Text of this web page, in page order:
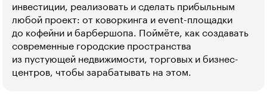
инвестиции, реализовать и сделать прибыльным
любой проект: от коворкинга и event-площадки
до кофейни и барбершопа. Поймёте, как создавать
современные городские пространства
из пустующей недвижимости, торговых и бизнес-
центров, чтобы зарабатывать на этом.